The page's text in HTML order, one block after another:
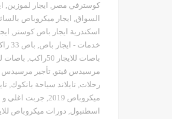
كوسترفي مصر , ايجار لموزين,
السواق, ايجار ميكروباص بالسائق
اسكندرية ايجار باص كوستر ,
خدمات - ايجار باص, باص 33 راكب
باصات للايجار 50راكب
, باصات
مرسيدس فيتو, تأجير
رحلات, تايلاند سياحة بانكوك,
ميكروباص 2019
, جربت اغلي و
اسطنبول, دورات ميكروباص